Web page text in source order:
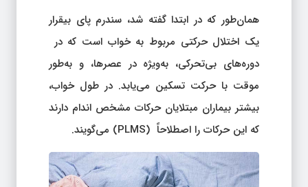
همان‌طور که در ابتدا گفته شد، سندرم پای بیقرار
یک اختلال حرکتی مربوط به خواب است که در
دوره‌های بی‌تحرکی، به‌ویژه در عصرها، و به‌طور
موقت با حرکت تسکین می‌یابد. در طول خواب،
بیشتر بیماران مبتلایان حرکات مشخص اندام دارند
که این حرکات را اصطلاحاً (PLMS) می‌گویند.